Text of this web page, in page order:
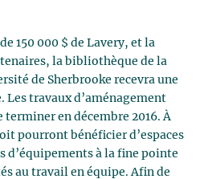
150 000 $ de Lavery, et la
la bibliothèque de la
de Sherbrooke recevra une
Les travaux d’aménagement
en décembre 2016. À
pourront bénéficier d’espaces
d’équipements à la fine pointe
au travail en équipe. Afin de